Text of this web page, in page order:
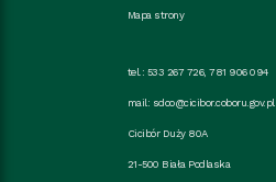
Mapa strony
tel.: 533 267 726, 781 906 094
mail: sdoo@cicibor.coboru.gov.pl
Cicibór Duży 80A
21-500 Biała Podlaska